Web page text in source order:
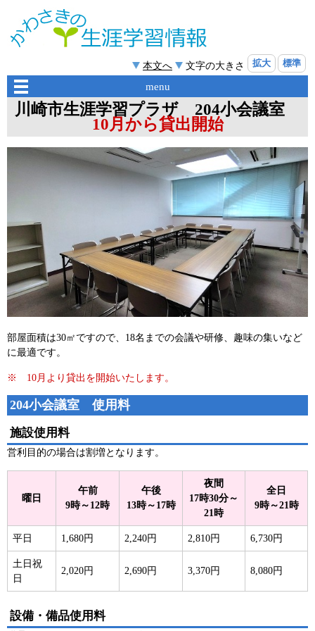
本文へ 文字の大きさ 拡大 標準
menu
川崎市生涯学習プラザ 204小会議室
10月から貸出開始
部屋面積は30㎡ですので、18名までの会議や研修、趣味の集いなど
に最適です。
※ 10月より貸出を開始いたします。
204小会議室 使用料
施設使用料
営利目的の場合は割増となります。
曜日
午前
9時～12時
午後
13時～17時
夜間
17時30分～
21時
全日
9時～21時
平日 1,680円 2,240円 2,810円 6,730円
土日祝
日
2,020円 2,690円 3,370円 8,080円
設備・備品使用料